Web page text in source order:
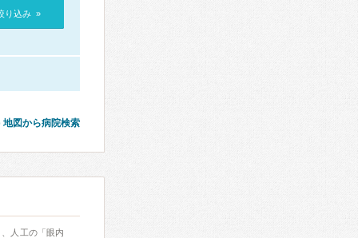
り込み »
地図から病院検索
人工の「眼内